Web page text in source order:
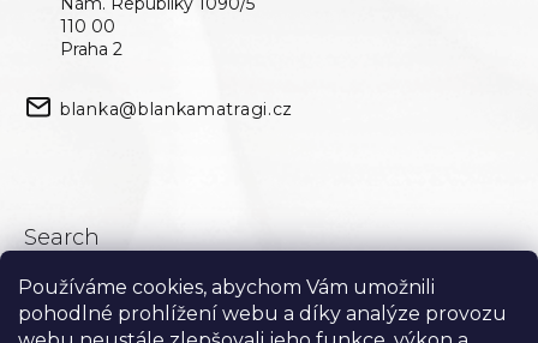
Používáme cookies, abychom Vám umožnili
pohodlné prohlížení webu a díky analýze provozu
110 00
Praha 2
blanka@blankamatragi.cz
Search
Search